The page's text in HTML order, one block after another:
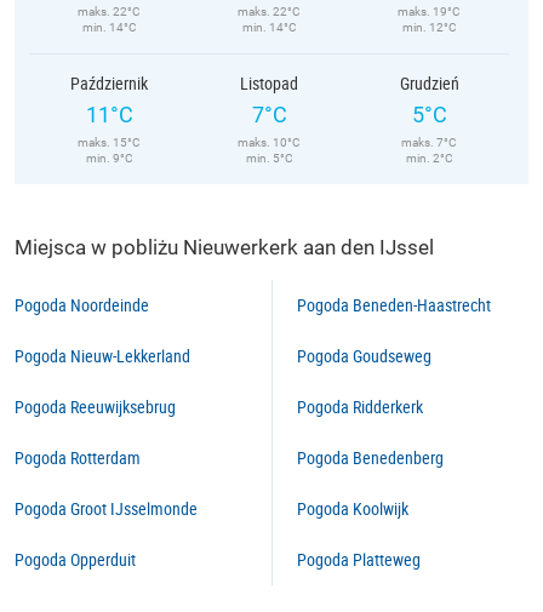
maks. 22°C
min. 14°C
maks. 22°C
min. 14°C
maks. 19°C
min. 12°C
Październik
11°C
maks. 15°C
min. 9°C
Listopad
7°C
maks. 10°C
min. 5°C
Grudzień
5°C
maks. 7°C
min. 2°C
Miejsca w pobliżu Nieuwerkerk aan den IJssel
Pogoda Noordeinde
Pogoda Nieuw-Lekkerland
Pogoda Reeuwijksebrug
Pogoda Rotterdam
Pogoda Groot IJsselmonde
Pogoda Opperduit
Pogoda Beneden-Haastrecht
Pogoda Goudseweg
Pogoda Ridderkerk
Pogoda Benedenberg
Pogoda Koolwijk
Pogoda Platteweg